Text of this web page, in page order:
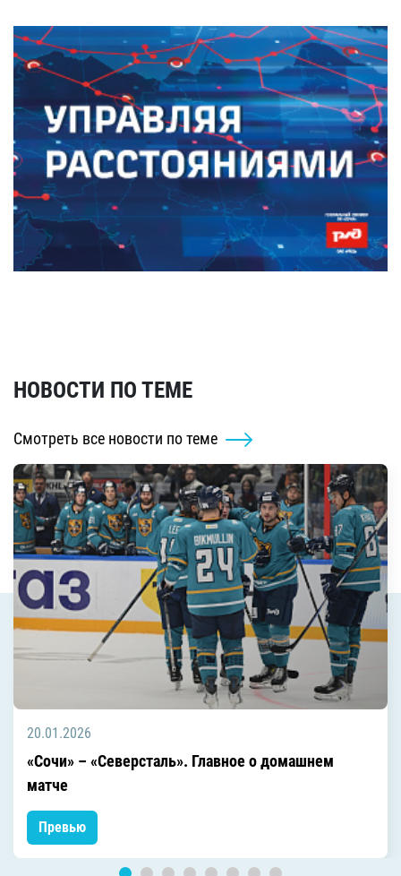
НОВОСТИ ПО ТЕМЕ
Смотреть все новости по теме
20.01.2026
«Сочи» – «Северсталь». Главное о домашнем
матче
Превью